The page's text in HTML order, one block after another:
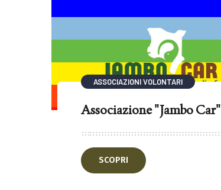
ASSOCIAZIONI VOLONTARI
Associazione "Jambo Car"
SCOPRI